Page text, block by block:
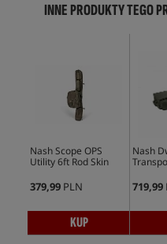
INNE PRODUKTY TEGO
Nash Scope OPS
Utility 6ft Rod Skin
379,99 PLN
KUP
Nash
719,99